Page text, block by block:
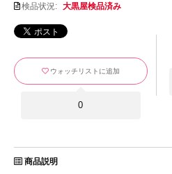
検品状況: 大黒屋検品済み
ウォッチリストに追加
0
商品説明